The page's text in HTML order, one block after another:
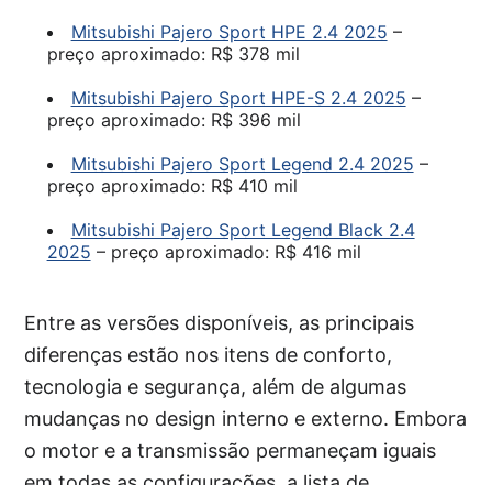
Mitsubishi Pajero Sport HPE 2.4 2025 –
preço aproximado: R$ 378 mil
Mitsubishi Pajero Sport HPE-S 2.4 2025 –
preço aproximado: R$ 396 mil
Mitsubishi Pajero Sport Legend 2.4 2025 –
preço aproximado: R$ 410 mil
Mitsubishi Pajero Sport Legend Black 2.4
2025 – preço aproximado: R$ 416 mil
Entre as versões disponíveis, as principais
diferenças estão nos itens de conforto,
tecnologia e segurança, além de algumas
mudanças no design interno e externo. Embora
o motor e a transmissão permaneçam iguais